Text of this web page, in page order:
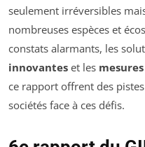
seulement irréversibles
nombreuses espèces et
constats alarmants, les
innovantes et les
ce rapport offrent des
sociétés face à ces défis.